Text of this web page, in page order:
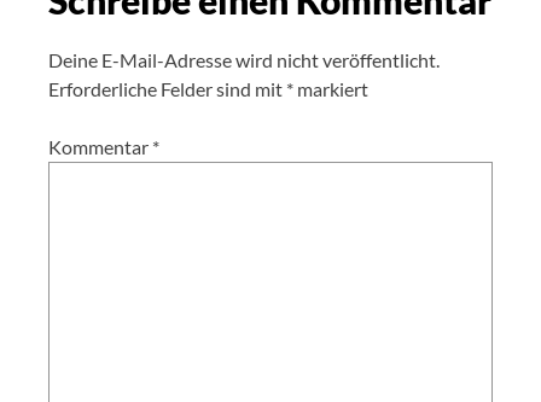
Deine E-Mail-Adresse wird nicht veröffentlicht.
Erforderliche Felder sind mit * markiert
Kommentar *